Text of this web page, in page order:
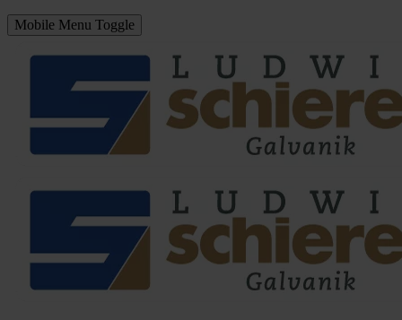
Mobile Menu Toggle